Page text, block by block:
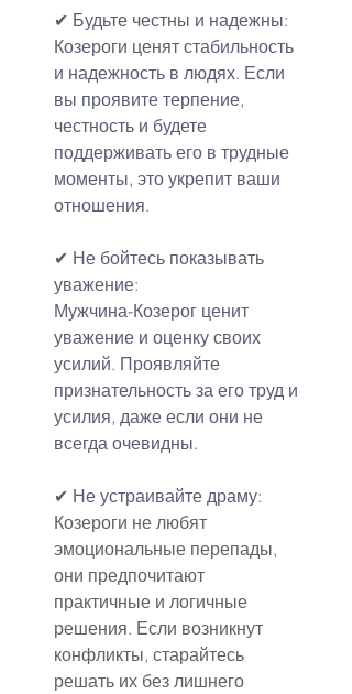
✔ Будьте честны и надежны:
Козероги ценят стабильность
и надежность в людях. Если
вы проявите терпение,
честность и будете
поддерживать его в трудные
моменты, это укрепит ваши
отношения.
✔ Не бойтесь показывать
уважение:
Мужчина-Козерог ценит
уважение и оценку своих
усилий. Проявляйте
признательность за его труд и
усилия, даже если они не
всегда очевидны.
✔ Не устраивайте драму:
Козероги не любят
эмоциональные перепады,
они предпочитают
практичные и логичные
решения. Если возникнут
конфликты, старайтесь
решать их без лишнего